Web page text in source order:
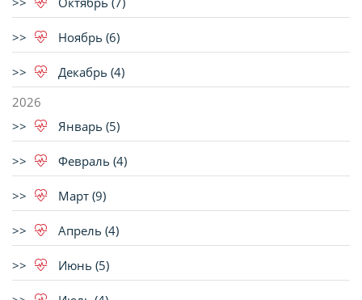
Ноябрь (6)
Декабрь (4)
2026
Январь (5)
Февраль (4)
Март (9)
Апрель (4)
Июнь (5)